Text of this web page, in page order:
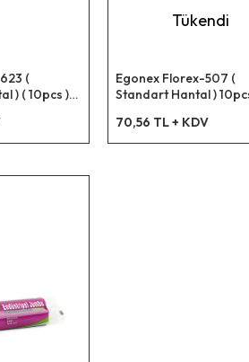
(
) ( 10pcs )
Tükendi
Egonex Florex-507 (
Standart Hantal )
70,56 TL + KDV